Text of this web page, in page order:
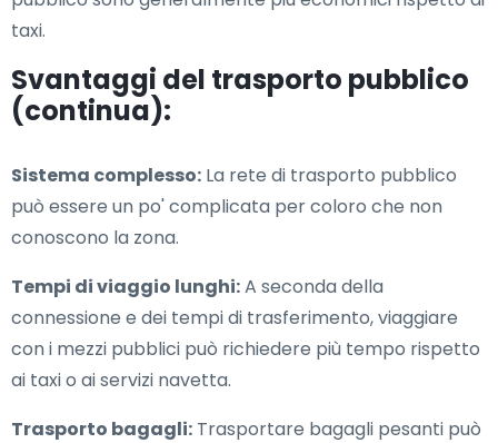
taxi.
Svantaggi del trasporto pubblico
(continua):
Sistema complesso: La rete di trasporto pubblico
può essere un po' complicata per coloro che non
conoscono la zona.
Tempi di viaggio lunghi:A seconda della
connessione e dei tempi di trasferimento, viaggiare
con i mezzi pubblici può richiedere più tempo rispetto
ai taxi o ai servizi navetta.
Trasporto bagagli: Trasportare bagagli pesanti può